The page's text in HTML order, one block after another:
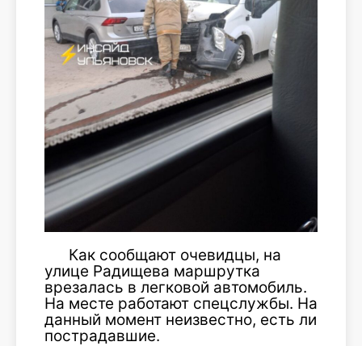
Как сообщают очевидцы, на
улице Радищева маршрутка
врезалась в легковой автомобиль.
На месте работают спецслужбы. На
данный момент неизвестно, есть ли
пострадавшие.